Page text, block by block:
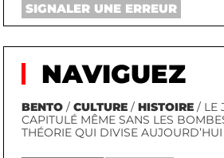
SIGNALER UNE ERREUR
NAVIGUEZ
BENTO /CULTURE /HISTOIRE / LE
CAPITULÉ MÊME SANS LES
THÉORIE QUI DIVISE